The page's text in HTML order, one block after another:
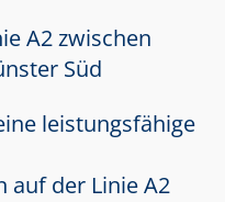
A2 zwischen
Süd
leistungsfähige
auf der Linie A2